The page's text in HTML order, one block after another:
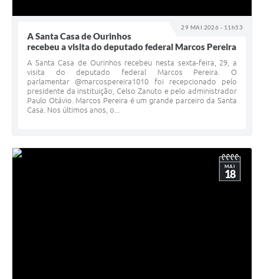
29 MAI 2026 - 11h53
A Santa Casa de Ourinhos
recebeu a visita do deputado federal Marcos Pereira
A Santa Casa de Ourinhos recebeu nesta sexta-feira, 29, a
visita do deputado federal Marcos Pereira. O
parlamentar @marcospereira1010 foi recepcionado pelo
presidente da instituição, Celso Zanuto e pelo administrador
Paulo Otávio. Marcos Pereira é um grande parceiro da Santa
Casa. Nos últimos anos, o...
MAI
18